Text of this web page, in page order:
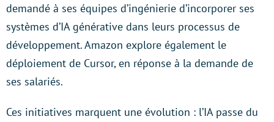
demandé à ses équipes d’ingénierie d’incorporer ses
systèmes d’IA générative dans leurs processus de
développement. Amazon explore également le
déploiement de Cursor, en réponse à la demande de
ses salariés.
Ces initiatives marquent une évolution : l’IA passe du